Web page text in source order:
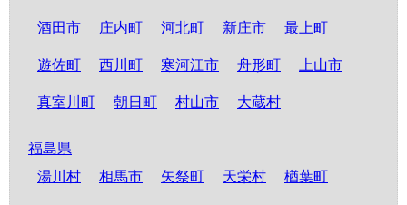
酒田市 庄内町 河北町 新庄市 最上町
遊佐町 西川町 寒河江市 舟形町 上山市
真室川町 朝日町 村山市 大蔵村
福島県
湯川村
相馬市 矢祭町 天栄村 楢葉町